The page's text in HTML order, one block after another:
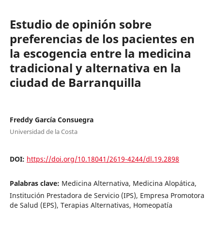
Estudio de opinión sobre
preferencias de los pacientes en
la escogencia entre la medicina
tradicional y alternativa en la
ciudad de Barranquilla
Freddy García Consuegra
Universidad de la Costa
DOI: https://doi.org/10.18041/2619-4244/dl.19.2898
Palabras clave: Medicina Alternativa, Medicina Alopática,
Institución Prestadora de Servicio (IPS), Empresa Promotora
de Salud (EPS), Terapias Alternativas, Homeopatía